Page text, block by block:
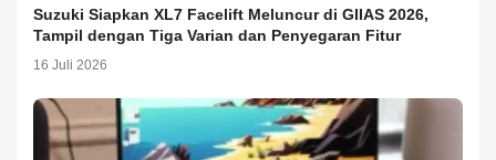
Suzuki Siapkan XL7 Facelift Meluncur di GIIAS 2026,
Tampil dengan Tiga Varian dan Penyegaran Fitur
16 Juli 2026